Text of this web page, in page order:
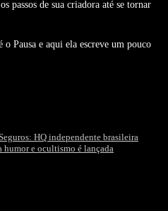
passos de sua criadora até se tornar
o Pausa e aqui ela escreve um pouco
HQ independente brasileira
humor e ocultismo é lançada